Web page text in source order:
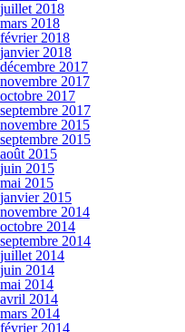
juillet 2018
mars 2018
février 2018
janvier 2018
décembre 2017
novembre 2017
octobre 2017
septembre 2017
novembre 2015
septembre 2015
août 2015
juin 2015
mai 2015
janvier 2015
novembre 2014
octobre 2014
septembre 2014
juillet 2014
juin 2014
mai 2014
avril 2014
mars 2014
février 2014